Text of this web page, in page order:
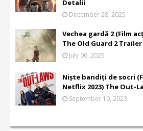
Detalii
December 28, 2025
Vechea gardă 2 (Film
The Old Guard 2
July 06, 2025
Niște bandiți de socri
Netflix 2023) The Out-
September 10, 2023